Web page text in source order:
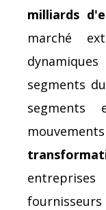
milliards
marché
segments
segments